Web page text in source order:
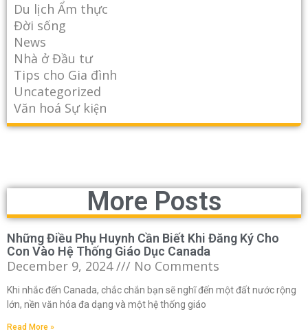
Du lịch Ẩm thực
Đời sống
News
Nhà ở Đầu tư
Tips cho Gia đình
Uncategorized
Văn hoá Sự kiện
More Posts
Những Điều Phụ Huynh Cần Biết Khi Đăng Ký Cho
Con Vào Hệ Thống Giáo Dục Canada
December 9, 2024 No Comments
Khi nhắc đến Canada, chắc chắn bạn sẽ nghĩ đến một đất nước rộng
lớn, nền văn hóa đa dạng và một hệ thống giáo
Read More »